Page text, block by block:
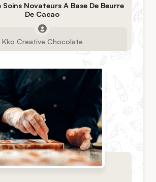
Soins Novateurs A Base De Beurre
De Cacao
Kko Creative Chocolate